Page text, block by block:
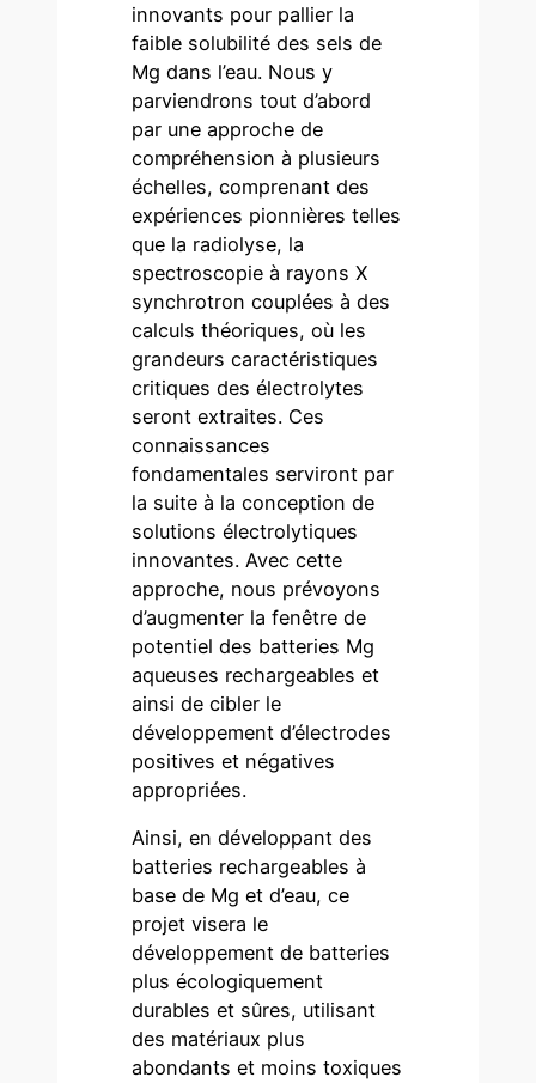
innovants pour pallier la
faible solubilité des sels de
Mg dans l’eau. Nous y
parviendrons tout d’abord
par une approche de
compréhension à plusieurs
échelles, comprenant des
expériences pionnières telles
que la radiolyse, la
spectroscopie à rayons X
synchrotron couplées à des
calculs théoriques, où les
grandeurs caractéristiques
critiques des électrolytes
seront extraites. Ces
connaissances
fondamentales serviront par
la suite à la conception de
solutions électrolytiques
innovantes. Avec cette
approche, nous prévoyons
d’augmenter la fenêtre de
potentiel des batteries Mg
aqueuses rechargeables et
ainsi de cibler le
développement d’électrodes
positives et négatives
appropriées.
Ainsi, en développant des
batteries rechargeables à
base de Mg et d’eau, ce
projet visera le
développement de batteries
plus écologiquement
durables et sûres, utilisant
des matériaux plus
abondants et moins toxiques